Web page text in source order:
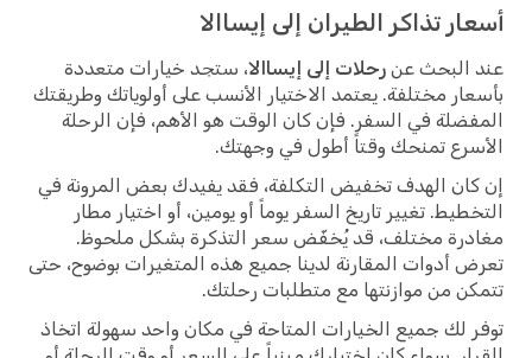
أسعار تذاكر الطيران إلى إيساالا
عند البحث عن رحلات إلى إيساالا، ستجد خيارات متعددة
بأسعار مختلفة. يعتمد الاختيار الأنسب على أولوياتك وطريقتك
المفضلة في السفر. فإن كان الوقت هو الأهم، فإن الرحلة
الأسرع تمنحك وقتاً أطول في وجهتك.
إن كان الهدف تخفيض التكلفة، فقد يفيدك بعض المرونة في
التخطيط. تغيير تاريخ السفر يوماً أو يومين، أو اختيار مطار
مغادرة مختلف، قد يُخفّض سعر التذكرة بشكل ملحوظ.
تعرض أدوات المقارنة لدينا جميع هذه المتغيرات بوضوح، حتى
تتمكن من موازنتها مع متطلبات رحلتك.
توفر لك جميع الخيارات المتاحة في مكان واحد سهولة اتخاذ